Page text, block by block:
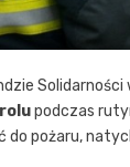
podczas
do pożaru,